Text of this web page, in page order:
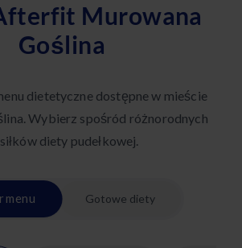
Murowana
Goślina
dietetyczne dostępne w mieście
Wybierz spośród różnorodnych
diety pudełkowej.
menu Gotowe diety